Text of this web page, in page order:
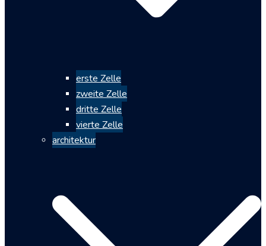
erste Zelle
zweite Zelle
dritte Zelle
vierte Zelle
architektur